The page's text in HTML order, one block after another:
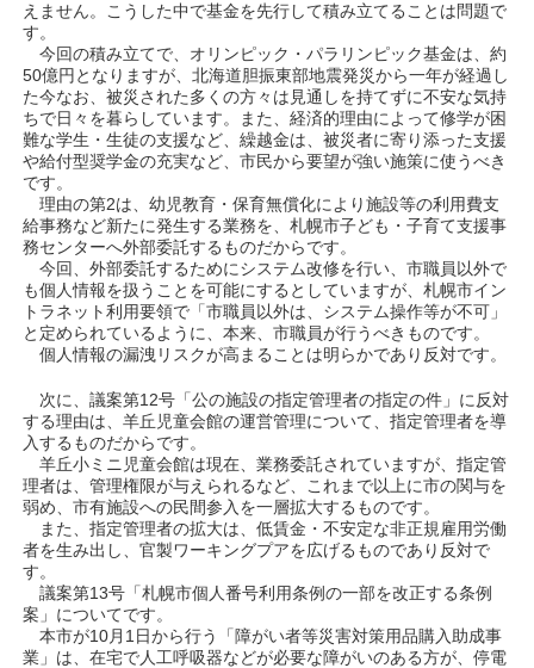
えません。こうした中で基金を先行して積み立てることは問題で
す。
今回の積み立てで、オリンピック・パラリンピック基金は、約
50億円となりますが、北海道胆振東部地震発災から一年が経過し
た今なお、被災された多くの方々は見通しを持てずに不安な気持
ちで日々を暮らしています。また、経済的理由によって修学が困
難な学生・生徒の支援など、繰越金は、被災者に寄り添った支援
や給付型奨学金の充実など、市民から要望が強い施策に使うべき
です。
理由の第2は、幼児教育・保育無償化により施設等の利用費支
給事務など新たに発生する業務を、札幌市子ども・子育て支援事
務センターへ外部委託するものだからです。
今回、外部委託するためにシステム改修を行い、市職員以外で
も個人情報を扱うことを可能にするとしていますが、札幌市イン
トラネット利用要領で「市職員以外は、システム操作等が不可」
と定められているように、本来、市職員が行うべきものです。
個人情報の漏洩リスクが高まることは明らかであり反対です。
次に、議案第12号「公の施設の指定管理者の指定の件」に反対
する理由は、羊丘児童会館の運営管理について、指定管理者を導
入するものだからです。
羊丘小ミニ児童会館は現在、業務委託されていますが、指定管
理者は、管理権限が与えられるなど、これまで以上に市の関与を
弱め、市有施設への民間参入を一層拡大するものです。
また、指定管理者の拡大は、低賃金・不安定な非正規雇用労働
者を生み出し、官製ワーキングプアを広げるものであり反対で
す。
議案第13号「札幌市個人番号利用条例の一部を改正する条例
案」についてです。
本市が10月1日から行う「障がい者等災害対策用品購入助成事
業」は、在宅で人工呼吸器などが必要な障がいのある方が、停電